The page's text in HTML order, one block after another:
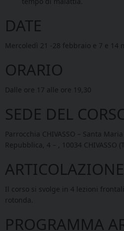
DATE
Mercoledì 21 -28 febbraio e 7 e 14
ORARIO
Dalle ore 17 alle ore 19,30
SEDE DEL
Parrocchia CHIVASSO – Santa
Repubblica, 4 – , 10034 CHIVASSO
ARTICOLAZIONE
Il corso si svolge in 4 lezioni
rotonda.
PROGRAMMA